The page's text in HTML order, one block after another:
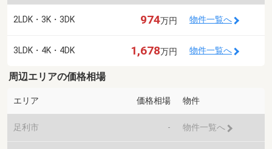
2LDK・3K・3DK 974万円 物件一覧へ
3LDK・4K・4DK 1,678万円 物件一覧へ
周辺エリアの価格相場
エリア 価格相場 物件
足利市 - 物件一覧へ